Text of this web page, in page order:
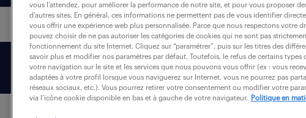
seine-maritime (76)
vous l’attendez, pour améliorer la performance de notre site, et pour vous proposer
d’autres sites. En général, ces informations ne permettent pas de vous identifier
vous offrir une expérience web plus personnalisée. Parce que nous respectons votre
pouvez choisir de ne pas autoriser les catégories de cookies qui ne sont pas
fonctionnement du site Internet. Cliquez sur “paramétrer”, puis sur les titres des
savoir plus et modifier nos paramètres par défaut. Toutefois, le refus de certains types
votre navigation sur le site et les services que nous pouvons vous offrir (ex : vous
adaptées à votre profil lorsque vous naviguerez sur Internet, vous ne pourrez pas
réseaux sociaux, etc.). Vous pourrez retirer votre consentement ou modifier votre
via l’icône cookie disponible en bas et à gauche de votre navigateur.
Politique en